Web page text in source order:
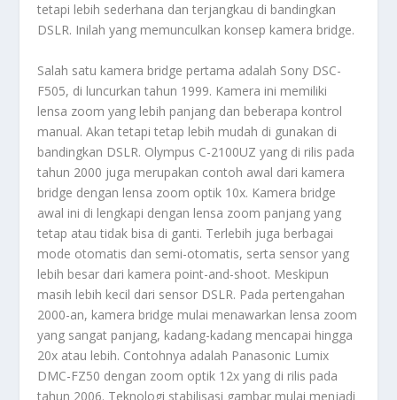
tetapi lebih sederhana dan terjangkau di bandingkan
DSLR. Inilah yang memunculkan konsep kamera bridge.
Salah satu kamera bridge pertama adalah Sony DSC-
F505, di luncurkan tahun 1999. Kamera ini memiliki
lensa zoom yang lebih panjang dan beberapa kontrol
manual. Akan tetapi tetap lebih mudah di gunakan di
bandingkan DSLR. Olympus C-2100UZ yang di rilis pada
tahun 2000 juga merupakan contoh awal dari kamera
bridge dengan lensa zoom optik 10x. Kamera bridge
awal ini di lengkapi dengan lensa zoom panjang yang
tetap atau tidak bisa di ganti. Terlebih juga berbagai
mode otomatis dan semi-otomatis, serta sensor yang
lebih besar dari kamera point-and-shoot. Meskipun
masih lebih kecil dari sensor DSLR. Pada pertengahan
2000-an, kamera bridge mulai menawarkan lensa zoom
yang sangat panjang, kadang-kadang mencapai hingga
20x atau lebih. Contohnya adalah Panasonic Lumix
DMC-FZ50 dengan zoom optik 12x yang di rilis pada
tahun 2006. Teknologi stabilisasi gambar mulai menjadi